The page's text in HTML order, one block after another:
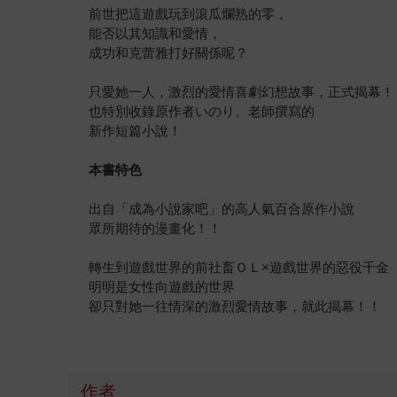
前世把這遊戲玩到滾瓜爛熟的零，
能否以其知識和愛情，
成功和克蕾雅打好關係呢？
只愛她一人，激烈的愛情喜劇幻想故事，正式揭幕！
也特別收錄原作者いのり。老師撰寫的
新作短篇小說！
本書特色
出自「成為小說家吧」的高人氣百合原作小說
眾所期待的漫畫化！！
轉生到遊戲世界的前社畜ＯＬ×遊戲世界的惡役千金
明明是女性向遊戲的世界
卻只對她一往情深的激烈愛情故事，就此揭幕！！
作者